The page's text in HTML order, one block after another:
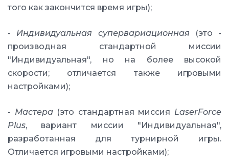
того как закончится время игры);
- Индивидуальная супервариационная (это -
производная стандартной миссии
"Индивидуальная", но на более высокой
скорости; отличается также игровыми
настройками);
- Мастера(это стандартная миссия LaserForce
Plus, вариант миссии "Индивидуальная",
разработанная для турнирной игры.
Отличается игровыми настройками);